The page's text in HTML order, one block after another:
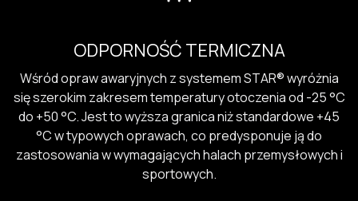
ODPORNOŚĆ TERMICZNA
Wśród opraw awaryjnych z systemem STAR® wyróżnia
się szerokim zakresem temperatury otoczenia od -25 °C
do +50 °C. Jest to wyższa granica niż standardowe +45
°C w typowych oprawach, co predysponuje ją do
zastosowania w wymagających halach przemysłowych i
sportowych.